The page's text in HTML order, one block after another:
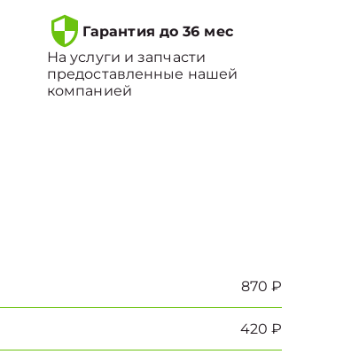
Гарантия до 36 мес
На услуги и запчасти
предоставленные нашей
компанией
870 ₽
420 ₽